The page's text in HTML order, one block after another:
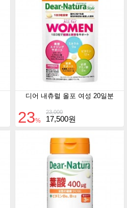
디어 내츄럴 올포 여성 20일분
23,000
23% 17,500원